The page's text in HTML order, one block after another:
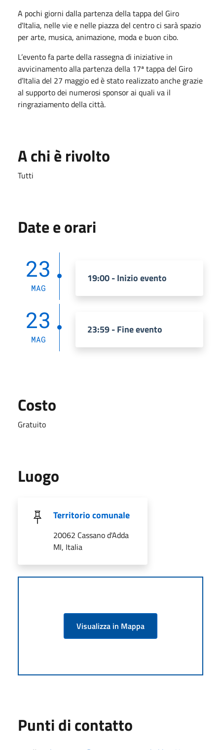
A pochi giorni dalla partenza della tappa del Giro
d'Italia, nelle vie e nelle piazza del centro ci sarà spazio
per arte, musica, animazione, moda e buon cibo.
L’evento fa parte della rassegna di iniziative in
avvicinamento alla partenza della 17ª tappa del Giro
d’Italia del 27 maggio ed è stato realizzato anche grazie
al supporto dei numerosi sponsor ai quali va il
ringraziamento della città.
A chi è rivolto
Tutti
Date e orari
23
MAG
19:00 - Inizio evento
23
MAG
23:59 - Fine evento
Costo
Gratuito
Luogo
Territorio comunale
20062 Cassano d'Adda
MI, Italia
Visualizza in Mappa
Punti di contatto